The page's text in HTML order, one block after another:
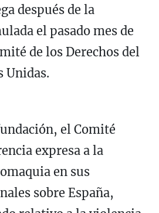
después de la
el pasado mes de
de los Derechos del
Unidas.
el Comité
expresa a la
en sus
sobre España,